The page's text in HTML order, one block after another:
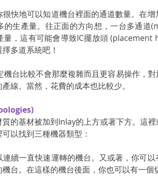
快地可以知道機台裡面的通道數量。在
的生產量。往正面的方向想，一台多通道
量，這有可能會導致IC擺放頭 (placement
多道系統吧！
台比較不會那麼複雜而且更容易操作，
線。當然，花費的成本也比較少。
的基材被加到Inlay的上方或著下方。這
以找到三種機器類型：
續一直快速運轉的機台。又或著，你可
台。在這樣的機台後面，你也可以有一個